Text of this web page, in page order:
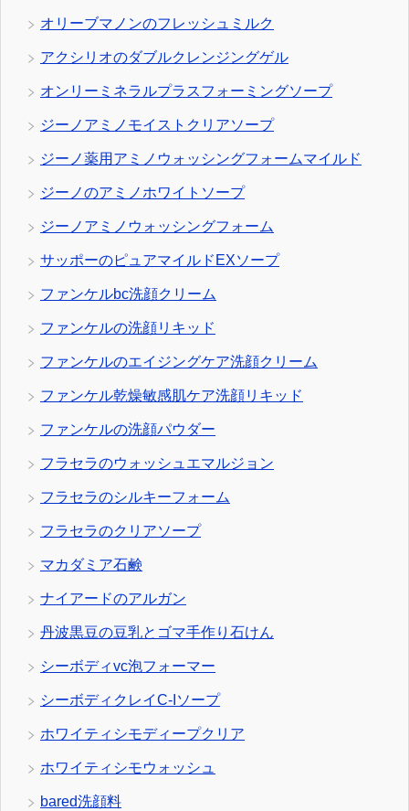
オリーブマノンのフレッシュミルク
アクシリオのダブルクレンジングゲル
オンリーミネラルプラスフォーミングソープ
ジーノアミノモイストクリアソープ
ジーノ薬用アミノウォッシングフォームマイルド
ジーノのアミノホワイトソープ
ジーノアミノウォッシングフォーム
サッポーのピュアマイルドEXソープ
ファンケルbc洗顔クリーム
ファンケルの洗顔リキッド
ファンケルのエイジングケア洗顔クリーム
ファンケル乾燥敏感肌ケア洗顔リキッド
ファンケルの洗顔パウダー
フラセラのウォッシュエマルジョン
フラセラのシルキーフォーム
フラセラのクリアソープ
マカダミア石鹸
ナイアードのアルガン
丹波黒豆の豆乳とゴマ手作り石けん
シーボディvc泡フォーマー
シーボディクレイC-Iソープ
ホワイティシモディープクリア
ホワイティシモウォッシュ
bared洗顔料